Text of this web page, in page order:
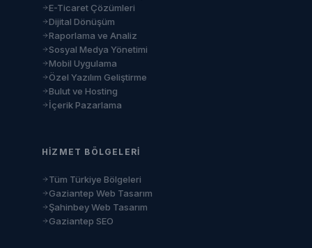
E-Ticaret Çözümleri
Dijital Dönüşüm
Raporlama ve Analiz
Sosyal Medya Yönetimi
Mobil Uygulama
Özel Yazılım Geliştirme
Bulut ve Hosting
İçerik Pazarlama
HIZMET BÖLGELERI
Tüm Türkiye Bölgeleri
Gaziantep Web Tasarım
Şahinbey Web Tasarım
Gaziantep SEO